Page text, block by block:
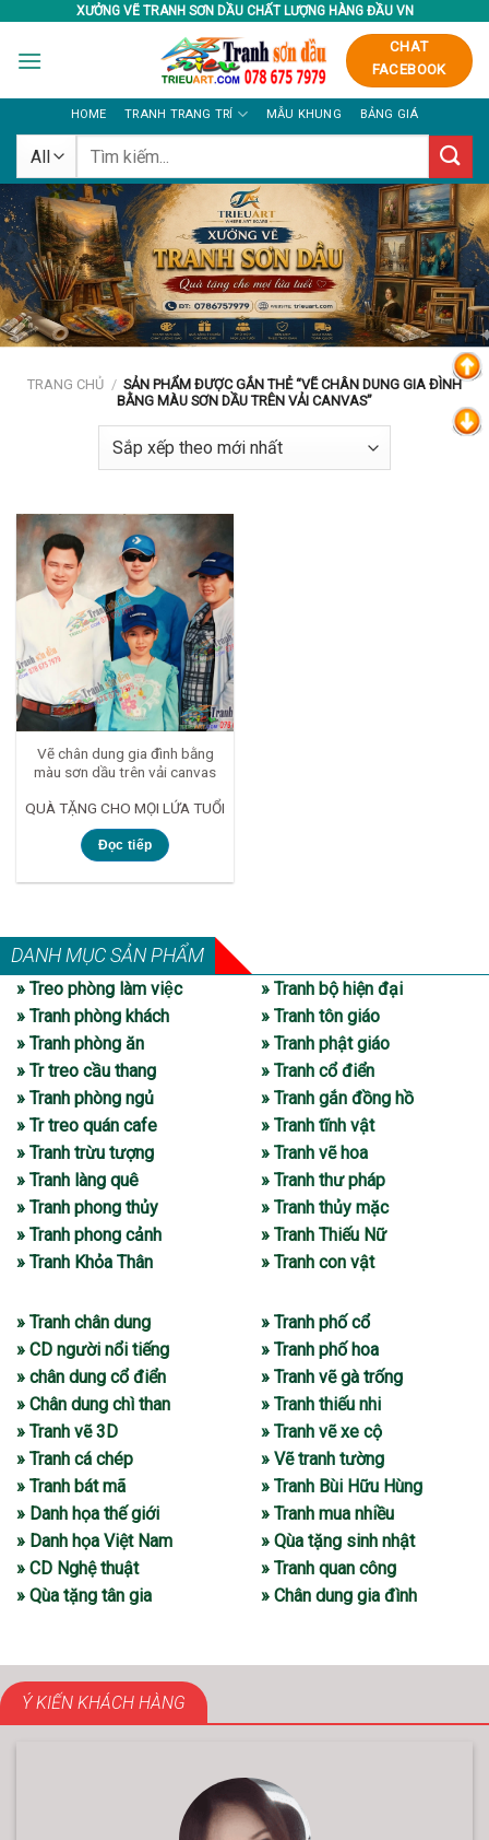
content
XƯỞNG VẼ TRANH SƠN DẦU CHẤT LƯỢNG HÀNG ĐẦU VN
CHAT
FACEBOOK
HOME TRANH TRANG TRÍ MẪU KHUNG BẢNG GIÁ
Tìm
TRANG CHỦ / SẢN PHẨM ĐƯỢC GẮN THẺ “VẼ CHÂN DUNG GIA ĐÌNH
BẰNG MÀU SƠN DẦU TRÊN VẢI CANVAS”
Vẽ chân dung gia đình bằng
màu sơn dầu trên vải canvas
QUÀ TẶNG CHO MỌI LỨA TUỔI
Đọc tiếp
DANH MỤC SẢN PHẨM
» Treo phòng làm việc
» Tranh phòng khách
» Tranh phòng ăn
» Tr treo cầu thang
» Tranh phòng ngủ
» Tr treo quán cafe
» Tranh trừu tượng
» Tranh làng quê
» Tranh phong thủy
» Tranh phong cảnh
» Tranh Khỏa Thân
» Tranh bộ hiện đại
» Tranh tôn giáo
» Tranh phật giáo
» Tranh cổ điển
» Tranh gắn đồng hồ
» Tranh tĩnh vật
» Tranh vẽ hoa
» Tranh thư pháp
» Tranh thủy mặc
» Tranh Thiếu Nữ
» Tranh con vật
» Tranh chân dung
» CD người nổi tiếng
» chân dung cổ điển
» Chân dung chì than
» Tranh vẽ 3D
» Tranh cá chép
» Tranh bát mã
» Danh họa thế giới
» Danh họa Việt Nam
» CD Nghệ thuật
» Qùa tặng tân gia
» Tranh phố cổ
» Tranh phố hoa
» Tranh vẽ gà trống
» Tranh thiếu nhi
» Tranh vẽ xe cộ
» Vẽ tranh tường
» Tranh Bùi Hữu Hùng
» Tranh mua nhiều
» Qùa tặng sinh nhật
» Tranh quan công
» Chân dung gia đình
Ý KIẾN KHÁCH HÀNG